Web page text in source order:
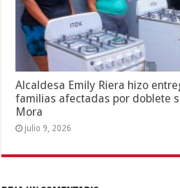
Alcaldesa Emily Riera hizo
familias afectadas por doblete
Mora
julio 9, 2026